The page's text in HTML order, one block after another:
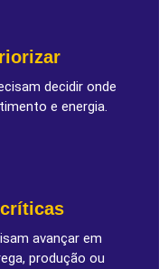
decidir onde
e energia.
avançar em
produção ou